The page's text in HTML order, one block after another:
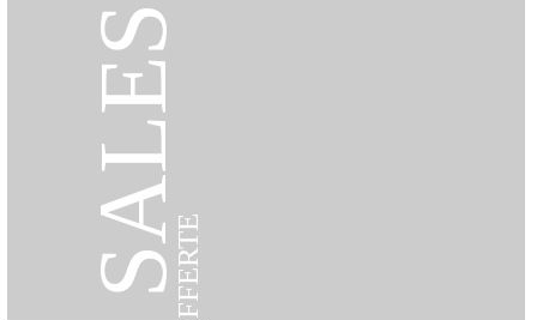
SALESOFFERTE